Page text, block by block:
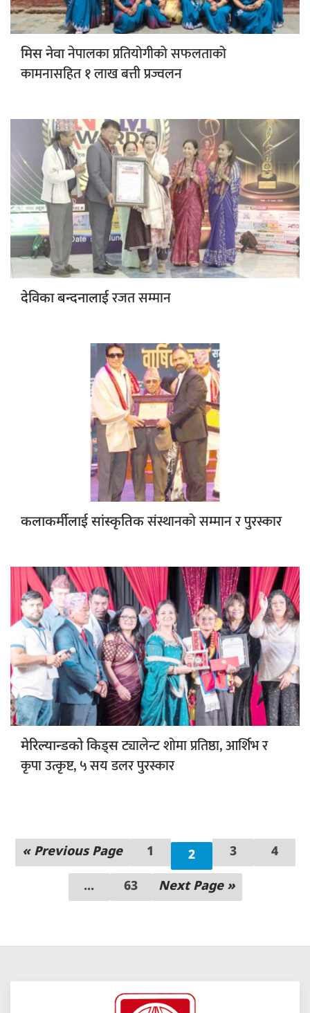
मिस नेवानेपालका प्रतियोगीको सफलताको
कामनासहित १ लाख बत्ती प्रज्वलन
देविका बन्दनालाईरजत सम्मान
कलाकर्मीलाई सांस्कृतिकसंस्थानको सम्मान र पुरस्कार
मेरिल्यान्डको किड्सट्यालेन्ट शोमा प्रतिष्ठा, आर्शिभ र
कृपा उत्कृष्ट, ५ सय डलर पुरस्कार
« Previous Page 1 2 3 4
... 63 Next Page »